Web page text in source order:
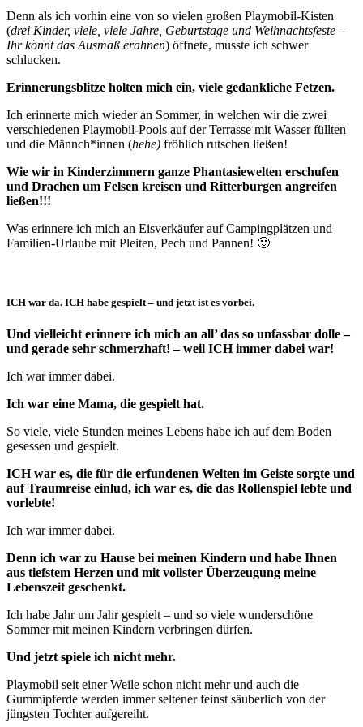
Denn als ich vorhin eine von so vielen großen Playmobil-Kisten
(drei Kinder, viele, viele Jahre, Geburtstage und Weihnachtsfeste –
Ihr könnt das Ausmaß erahnen) öffnete, musste ich schwer
schlucken.
Erinnerungsblitze holten mich ein, viele gedankliche Fetzen.
Ich erinnerte mich wieder an Sommer, in welchen wir die zwei
verschiedenen Playmobil-Pools auf der Terrasse mit Wasser füllten
und die Männch*innen (hehe) fröhlich rutschen ließen!
Wie wir in Kinderzimmern ganze Phantasiewelten erschufen
und Drachen um Felsen kreisen und Ritterburgen angreifen
ließen!!!
Was erinnere ich mich an Eisverkäufer auf Campingplätzen und
Familien-Urlaube mit Pleiten, Pech und Pannen! 🙂
ICH war da. ICH habe gespielt – und jetzt ist es vorbei.
Und vielleicht erinnere ich mich an all’ das so unfassbar dolle –
und gerade sehr schmerzhaft! – weil ICH immer dabei war!
Ich war immer dabei.
Ich war eine Mama, die gespielt hat.
So viele, viele Stunden meines Lebens habe ich auf dem Boden
gesessen und gespielt.
ICH war es, die für die erfundenen Welten im Geiste sorgte und
auf Traumreise einlud, ich war es, die das Rollenspiel lebte und
vorlebte!
Ich war immer dabei.
Denn ich war zu Hause bei meinen Kindern und habe Ihnen
aus tiefstem Herzen und mit vollster Überzeugung meine
Lebenszeit geschenkt.
Ich habe Jahr um Jahr gespielt – und so viele wunderschöne
Sommer mit meinen Kindern verbringen dürfen.
Und jetzt spiele ich nicht mehr.
Playmobil seit einer Weile schon nicht mehr und auch die
Gummipferde werden immer seltener feinst säuberlich von der
jüngsten Tochter aufgereiht.